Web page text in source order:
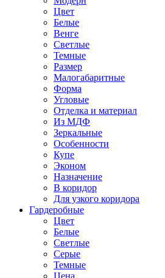
Цвет
Белые
Венге
Светлые
Темные
Размер
Малогабаритные
Форма
Угловые
Отделка и материал
Из МДФ
Зеркальные
Особенности
Купе
Эконом
Назначение
В коридор
Для узкого коридора
Гардеробные
Цвет
Белые
Светлые
Серые
Темные
Цена